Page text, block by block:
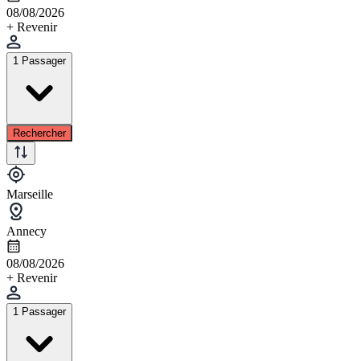
08/08/2026
+ Revenir
1 Passager
Rechercher
Marseille
Annecy
08/08/2026
+ Revenir
1 Passager